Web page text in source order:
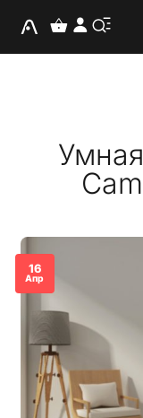
16
Апр